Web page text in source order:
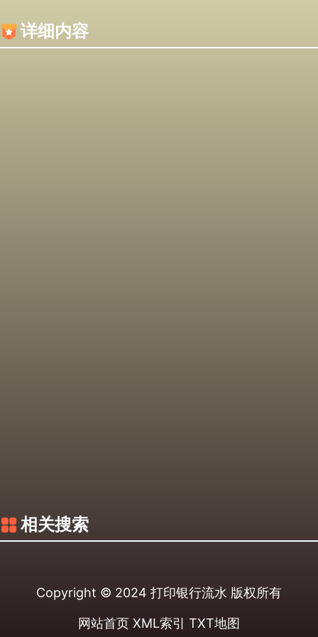
详细内容
相关搜索
Copyright © 2024 打印银行流水 版权所有
网站首页 XML索引 TXT地图